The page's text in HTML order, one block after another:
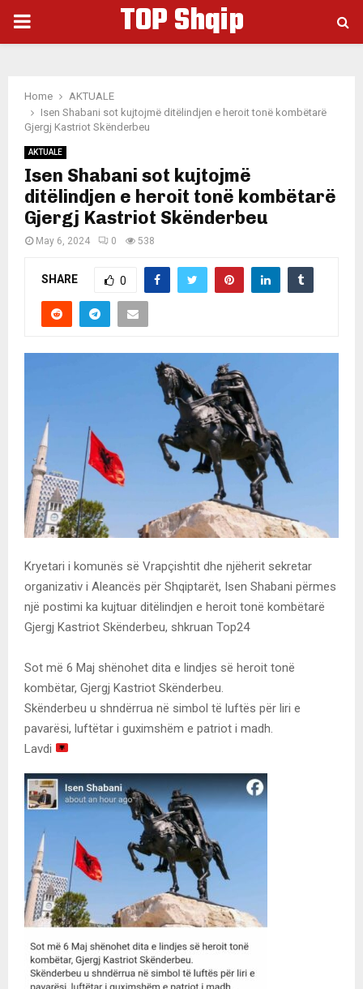
PRIMARY
TOP Shqip
Home
AKTUALE
Isen Shabani sot kujtojmë ditëlindjen e heroit tonë kombëtarë
Gjergj Kastriot Skënderbeu
AKTUALE
Isen Shabani sot kujtojmë
ditëlindjen e heroit tonë kombëtarë
Gjergj Kastriot Skënderbeu
May 6, 2024 0 538
SHARE 0
Kryetari i komunës së Vrapçishtit dhe njëherit sekretar
organizativ i Aleancës për Shqiptarët, Isen Shabani përmes
një postimi ka kujtuar ditëlindjen e heroit tonë kombëtarë
Gjergj Kastriot Skënderbeu, shkruan Top24
Sot më 6 Maj shënohet dita e lindjes së heroit tonë
kombëtar, Gjergj Kastriot Skënderbeu.
Skënderbeu u shndërrua në simbol të luftës për liri e
pavarësi, luftëtar i guximshëm e patriot i madh.
Lavdi